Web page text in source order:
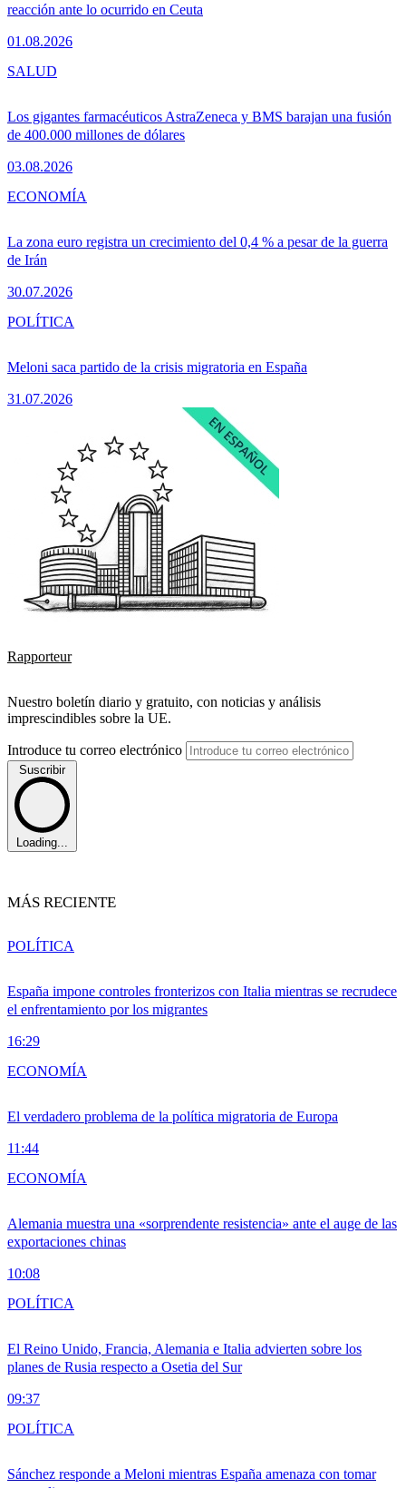
reacción ante lo ocurrido en Ceuta
01.08.2026
Los gigantes farmacéuticos AstraZeneca y BMS barajan una fusión
de 400.000 millones de dólares
03.08.2026
SALUD
La zona euro registra un crecimiento del 0,4 % a pesar de la guerra
de Irán
30.07.2026
ECONOMÍA
Meloni saca partido de la crisis migratoria en España
31.07.2026
POLÍTICA
Rapporteur
Nuestro boletín diario y gratuito, con noticias y análisis
imprescindibles sobre la UE.
Introduce tu correo electrónico
Suscribir
Loading...
MÁS RECIENTE
España impone controles fronterizos con Italia mientras se recrudece
el enfrentamiento por los migrantes
16:29
POLÍTICA
El verdadero problema de la política migratoria de Europa
11:44
ECONOMÍA
Alemania muestra una «sorprendente resistencia» ante el auge de las
exportaciones chinas
10:08
ECONOMÍA
El Reino Unido, Francia, Alemania e Italia advierten sobre los
planes de Rusia respecto a Osetia del Sur
09:37
POLÍTICA
Sánchez responde a Meloni mientras España amenaza con tomar
POLÍTICA